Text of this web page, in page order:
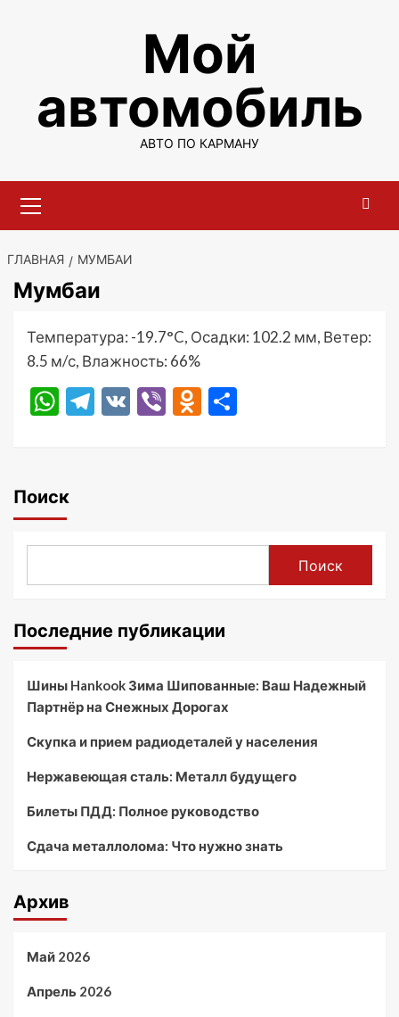
Мой
автомобиль
АВТО ПО КАРМАНУ
меню
ГЛАВНАЯ МУМБАИ
Мумбаи
Температура: -19.7°C, Осадки: 102.2 мм, Ветер:
8.5 м/с, Влажность: 66%
WhatsApp
Telegram
VK ViberOdnoklassniki
Поиск
Поиск
Последние публикации
Шины Hankook Зима Шипованные: Ваш Надежный
Партнёр на Снежных Дорогах
Скупка и прием радиодеталей у населения
Нержавеющая сталь: Металл будущего
Билеты ПДД: Полное руководство
Сдача металлолома: Что нужно знать
Архив
Май 2026
Апрель 2026